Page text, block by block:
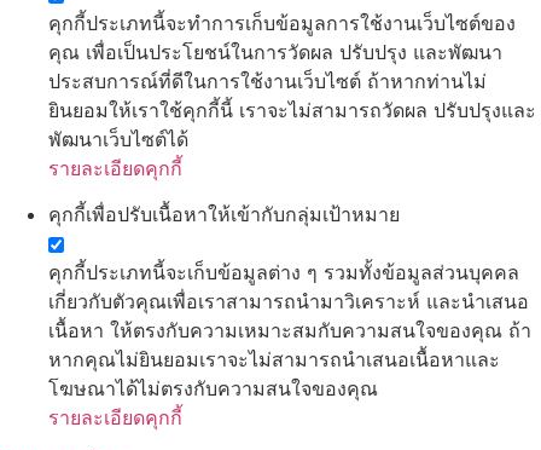
คุกกี้ประเภทนี้จะทำการเก็บข้อมูลการใช้งานเว็บไซต์ของ
คุณ เพื่อเป็นประโยชน์ในการวัดผล ปรับปรุง และพัฒนา
ประสบการณ์ที่ดีในการใช้งานเว็บไซต์ ถ้าหากท่านไม่
ยินยอมให้เราใช้คุกกี้นี้ เราจะไม่สามารถวัดผล ปรับปรุงและ
พัฒนาเว็บไซต์ได้
รายละเอียดคุกกี้
คุกกี้เพื่อปรับเนื้อหาให้เข้ากับกลุ่มเป้าหมาย
คุกกี้ประเภทนี้จะเก็บข้อมูลต่าง ๆ รวมทั้งข้อมูลส่วนบุคคล
เกี่ยวกับตัวคุณเพื่อเราสามารถนำมาวิเคราะห์ และนำเสนอ
เนื้อหา ให้ตรงกับความเหมาะสมกับความสนใจของคุณ ถ้า
หากคุณไม่ยินยอมเราจะไม่สามารถนำเสนอเนื้อหาและ
โฆษณาได้ไม่ตรงกับความสนใจของคุณ
รายละเอียดคุกกี้